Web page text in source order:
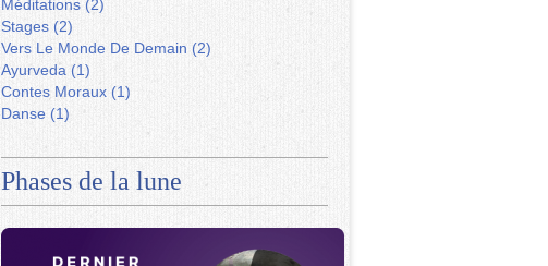
Méditations (2)
Stages (2)
Vers Le Monde De Demain (2)
Ayurveda (1)
Contes Moraux (1)
Danse (1)
Phases de la lune